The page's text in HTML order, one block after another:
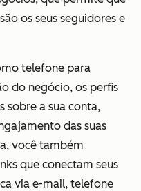
os seus seguidores e
telefone para
do negócio, os perfis
sobre a sua conta,
das suas
você também
que conectam seus
via e-mail, telefone